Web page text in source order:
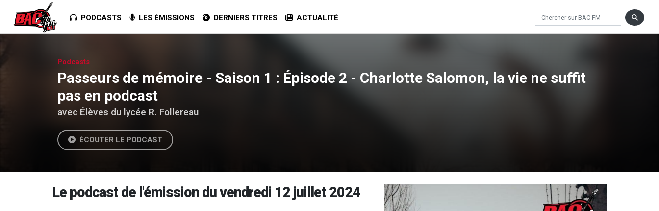
PODCASTS LES ÉMISSIONS DERNIERS TITRES ACTUALITÉ
Podcasts
Passeurs de mémoire - Saison 1 : Épisode 2 - Charlotte Salomon, la vie ne suffit
pas en podcast
avec Élèves du lycée R. Follereau
ÉCOUTER LE PODCAST
Le podcast de l'émission du vendredi 12 juillet 2024